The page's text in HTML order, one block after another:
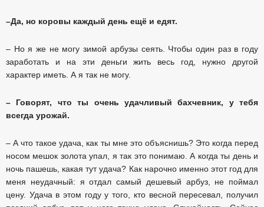
–Да, но коровы каждый день ещё и едят.
– Но я же не могу зимой арбузы сеять. Чтобы один раз в году
заработать и на эти деньги жить весь год, нужно другой
характер иметь. А я так не могу.
– Говорят, что ты очень удачливый бахчевник, у тебя
всегда урожай.
– А что такое удача, как ты мне это объяснишь? Это когда перед
носом мешок золота упал, я так это понимаю. А когда ты день и
ночь пашешь, какая тут удача? Как нарочно именно этот год для
меня неудачный: я отдал самый дешевый арбуз, не поймал
цену. Удача в этом году у того, кто весной пересевал, получил